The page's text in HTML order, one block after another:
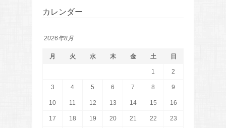
カレンダー
2026年8月
月 火 水 木 金 土 日
1 2
3 4 5 6 7 8 9
10 11 12 13 14 15 16
17 18 19 20 21 22 23